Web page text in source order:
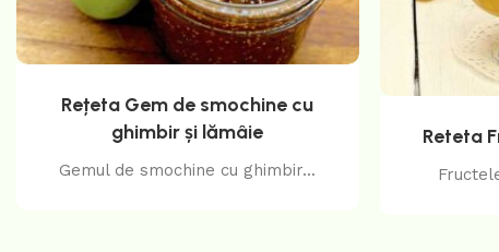
Rețeta Gem de smochine cu
ghimbir și lămâie
Gemul de smochine cu ghimbir...
Reteta